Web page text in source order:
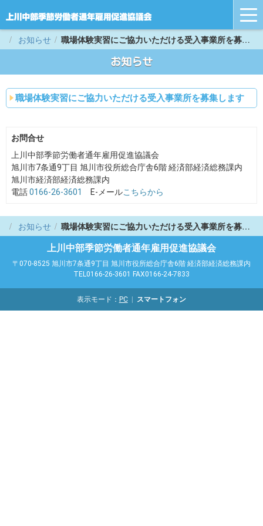
お知らせ 職場体験実習にご協力いただける受入事業所を募集します
お知らせ
職場体験実習にご協力いただける受入事業所を募集します
お問合せ
上川中部季節労働者通年雇用促進協議会
旭川市7条通9丁目 旭川市役所総合庁舎6階 経済部経済総務課内
旭川市経済部経済総務課内
電話0166-26-3601 E-メールこちらから
お知らせ 職場体験実習にご協力いただける受入事業所を募集します
上川中部季節労働者通年雇用促進協議会
〒070-8525 旭川市7条通9丁目 旭川市役所総合庁舎6階 経済部経済総務課内
TEL0166-26-3601 FAX0166-24-7833
表示モード： PC スマートフォン